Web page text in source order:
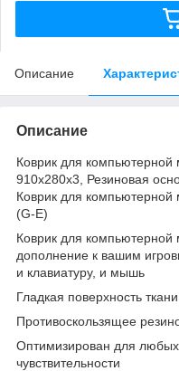
Описание
Описание
Коврик для
910x280x3, Резиновая
Коврик для
(G-E)
Коврик для
дополнение к вашим
и клавиатуру, и мышь
Гладкая поверхность
Противоскользящее
Оптимизирован для
чувствительности